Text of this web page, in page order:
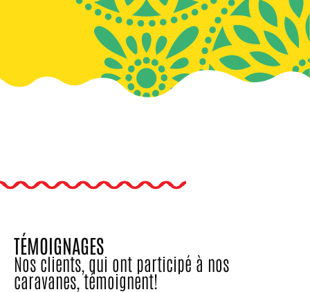
TÉMOIGNAGES
Nos clients, qui ont participé à nos
caravanes, témoignent!